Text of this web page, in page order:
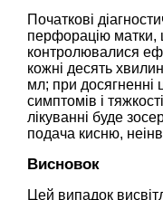
Початкові
перфорацію матки,
контролювалися
кожні десять
мл; при досягненні
симптомів і
лікуванні буде
подача кисню,
Висновок
Цей випадок